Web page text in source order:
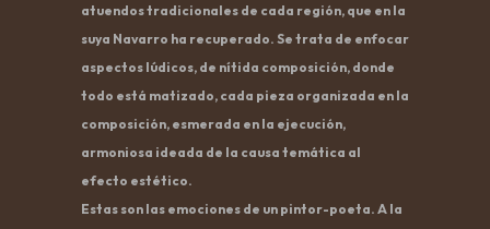
atuendos tradicionales de cada región, que en la
suya Navarro ha recuperado. Se trata de enfocar
aspectos lúdicos, de nítida composición, donde
todo está matizado, cada pieza organizada en la
composición, esmerada en la ejecución,
armoniosa ideada de la causa temática al
efecto estético.
Estas son las emociones de un pintor-poeta. A la